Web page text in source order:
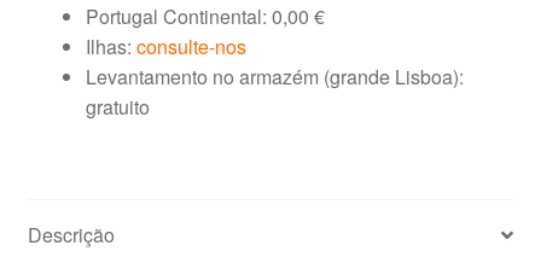
Portugal Continental: 0,00 €
Ilhas: consulte-nos
Levantamento no armazém (grande Lisboa):
gratuito
Descrição